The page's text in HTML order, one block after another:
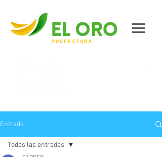
Entrada
Todas las entradas